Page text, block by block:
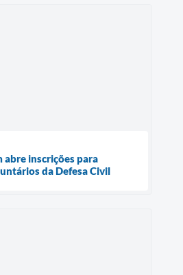
inscrições para
da Defesa Civil